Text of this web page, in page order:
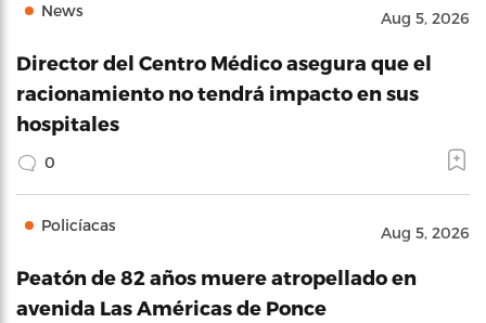
News Aug 5, 2026
Director del Centro Médico asegura que el
racionamiento no tendrá impacto en sus
hospitales
0
Policíacas Aug 5, 2026
Peatón de 82 años muere atropellado en
avenida Las Américas de Ponce